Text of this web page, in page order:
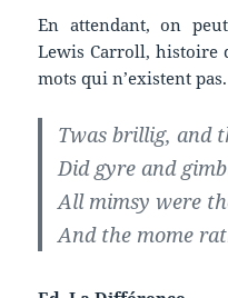
En attendant, on
Lewis Carroll, histoire
mots qui n’existent pas.
Twas brillig, and
Did gyre and
All mimsy were
And the mome